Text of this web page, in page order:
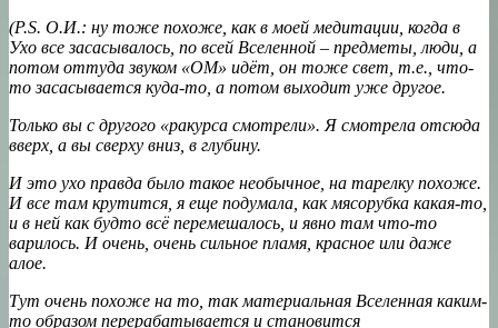
(P.S. О.И.: ну тоже похоже, как в моей медитации, когда в
Ухо всезасасывалось, по всей Вселенной – предметы, люди, а
потом оттуда звуком «ОМ» идёт, он тоже свет, т.е., что-
то засасывается куда-то, а потом выходит уже другое.
Только вы с другого «ракурса смотрели». Я смотрела отсюда
вверх , а вы сверху вниз, в глубину.
Иэто ухо правда было такое необычное, на тарелку похоже.
И все там крутится, я еще подумала, как мясорубка какая-то,
и в ней как будто всё перемешалось, и явно там что-то
варилось. Иочень, очень сильное пламя, красное или даже
алое.
Тут очень похоже на то, так материальная Вселенная каким-
то образом перерабатывается и становится